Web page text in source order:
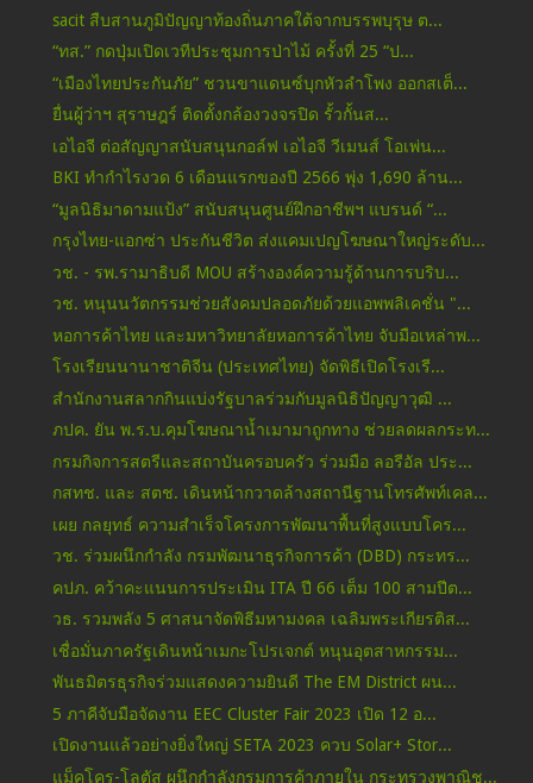
sacit สืบสานภูมิปัญญาท้องถิ่นภาคใต้จากบรรพบุรุษ ต...
“ทส.” กดปุ่มเปิดเวทีประชุมการป่าไม้ ครั้งที่ 25 “ป...
“เมืองไทยประกันภัย” ชวนขาแดนซ์บุกหัวลำโพง ออกสเต็...
ยื่นผู้ว่าฯ สุราษฎร์ ติดตั้งกล้องวงจรปิด รั้วกั้นส...
เอไอจี ต่อสัญญาสนับสนุนกอล์ฟ เอไอจี วีเมนส์ โอเพ่น...
BKI ทำกำไรงวด 6 เดือนแรกของปี 2566 พุ่ง 1,690 ล้าน...
“มูลนิธิมาดามแป้ง” สนับสนุนศูนย์ฝึกอาชีพฯ แบรนด์ “...
กรุงไทย-แอกซ่า ประกันชีวิต ส่งแคมเปญโฆษณาใหญ่ระดับ...
วช. - รพ.รามาธิบดี MOU สร้างองค์ความรู้ด้านการบริบ...
วช. หนุนนวัตกรรมช่วยสังคมปลอดภัยด้วยแอพพลิเคชั่น "...
หอการค้าไทย และมหาวิทยาลัยหอการค้าไทย จับมือเหล่าพ...
โรงเรียนนานาชาติจีน (ประเทศไทย) จัดพิธีเปิดโรงเรี...
สำนักงานสลากกินแบ่งรัฐบาลร่วมกับมูลนิธิปัญญาวุฒิ ...
ภปค. ยัน พ.ร.บ.คุมโฆษณาน้ำเมามาถูกทาง ช่วยลดผลกระท...
กรมกิจการสตรีและสถาบันครอบครัว ร่วมมือ ลอรีอัล ประ...
กสทช. และ สตช. เดินหน้ากวาดล้างสถานีฐานโทรศัพท์เคล...
เผย กลยุทธ์ ความสำเร็จโครงการพัฒนาพื้นที่สูงแบบโคร...
วช. ร่วมผนึกกำลัง กรมพัฒนาธุรกิจการค้า (DBD) กระทร...
คปภ. คว้าคะแนนการประเมิน ITA ปี 66 เต็ม 100 สามปีต...
วธ. รวมพลัง 5 ศาสนาจัดพิธีมหามงคล เฉลิมพระเกียรติส...
เชื่อมั่นภาครัฐเดินหน้าเมกะโปรเจกต์ หนุนอุตสาหกรรม...
พันธมิตรธุรกิจร่วมแสดงความยินดี The EM District ผน...
5 ภาคีจับมือจัดงาน EEC Cluster Fair 2023 เปิด 12 อ...
เปิดงานแล้วอย่างยิ่งใหญ่ SETA 2023 ควบ Solar+ Stor...
แม็คโคร-โลตัส ผนึกกำลังกรมการค้าภายใน กระทรวงพาณิช...